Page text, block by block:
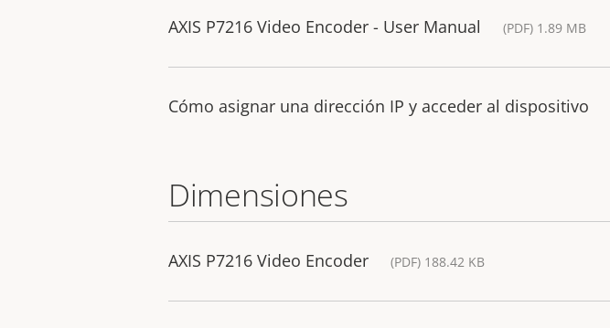
AXIS P7216 Video Encoder - User Manual (PDF) 1.89 MB
Cómo asignar una dirección IP y acceder al dispositivo
Dimensiones
AXIS P7216 Video Encoder (PDF) 188.42 KB